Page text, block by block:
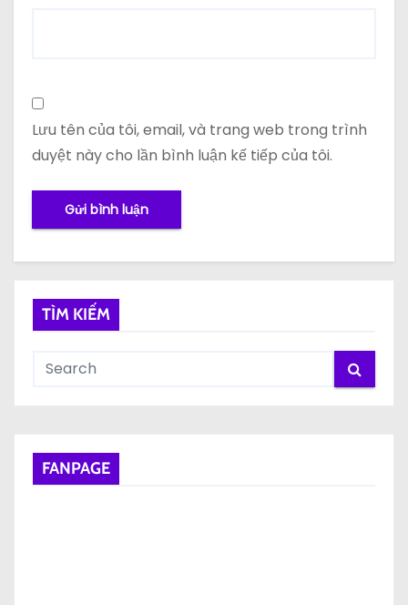
Lưu tên của tôi, email, và trang web trong trình
duyệt này cho lần bình luận kế tiếp của tôi.
TÌM KIẾM
FANPAGE